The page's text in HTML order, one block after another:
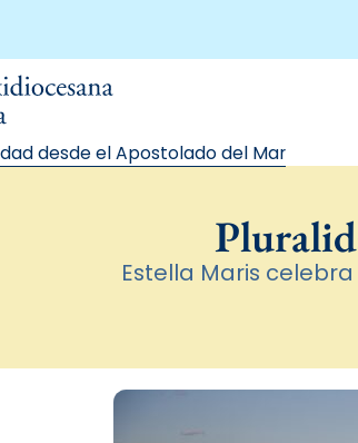
desde el Apostolado del Mar
Estella Maris